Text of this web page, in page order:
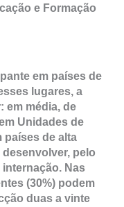
e Formação
em países de
lugares, a
em média, de
Unidades de
países de alta
desenvolver, pelo
Nas
(30%) podem
duas a vinte